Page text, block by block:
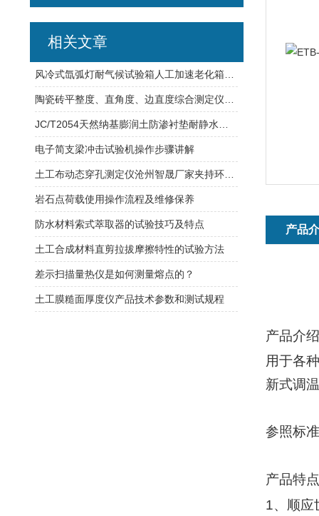
产品
产品介
用于各
新式调
参照标准
产品特
1、顺应
相关文章
电子简支梁冲击试验机操作步骤讲解
岩石点荷载使用操作流程及维修保养
防水材料索式萃取器的试验技巧及特点
土工合成材料直剪拉拔摩擦特性的试验方法
差示扫描量热仪是如何测量熔点的？
土工膜糙面厚度仪产品技术参数和测试规程